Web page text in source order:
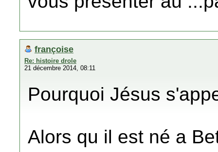
françoise
Re: histoire drole
21 décembre 2014, 08:11
Pourquoi Jésus
Alors qu il est né a